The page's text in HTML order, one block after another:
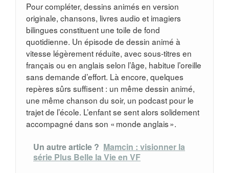
Pour compléter, dessins animés en version
originale, chansons, livres audio et imagiers
bilingues constituent une toile de fond
quotidienne. Un épisode de dessin animé à
vitesse légèrement réduite, avec sous-titres en
français ou en anglais selon l’âge, habitue l’oreille
sans demande d’effort. Là encore, quelques
repères sûrs suffisent : un même dessin animé,
une même chanson du soir, un podcast pour le
trajet de l’école. L’enfant se sent alors solidement
accompagné dans son « monde anglais ».
Un autre article ? Mamcin : visionner la
série Plus Belle la Vie en VF